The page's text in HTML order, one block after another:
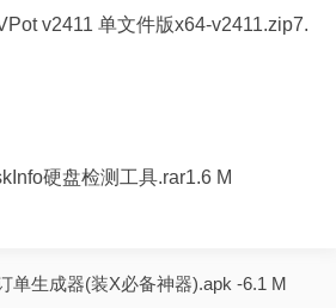
v2411 单文件版x64-v2411.zip7.
硬盘检测工具.rar1.6 M
单生成器(装X必备神器).apk -6.1 M